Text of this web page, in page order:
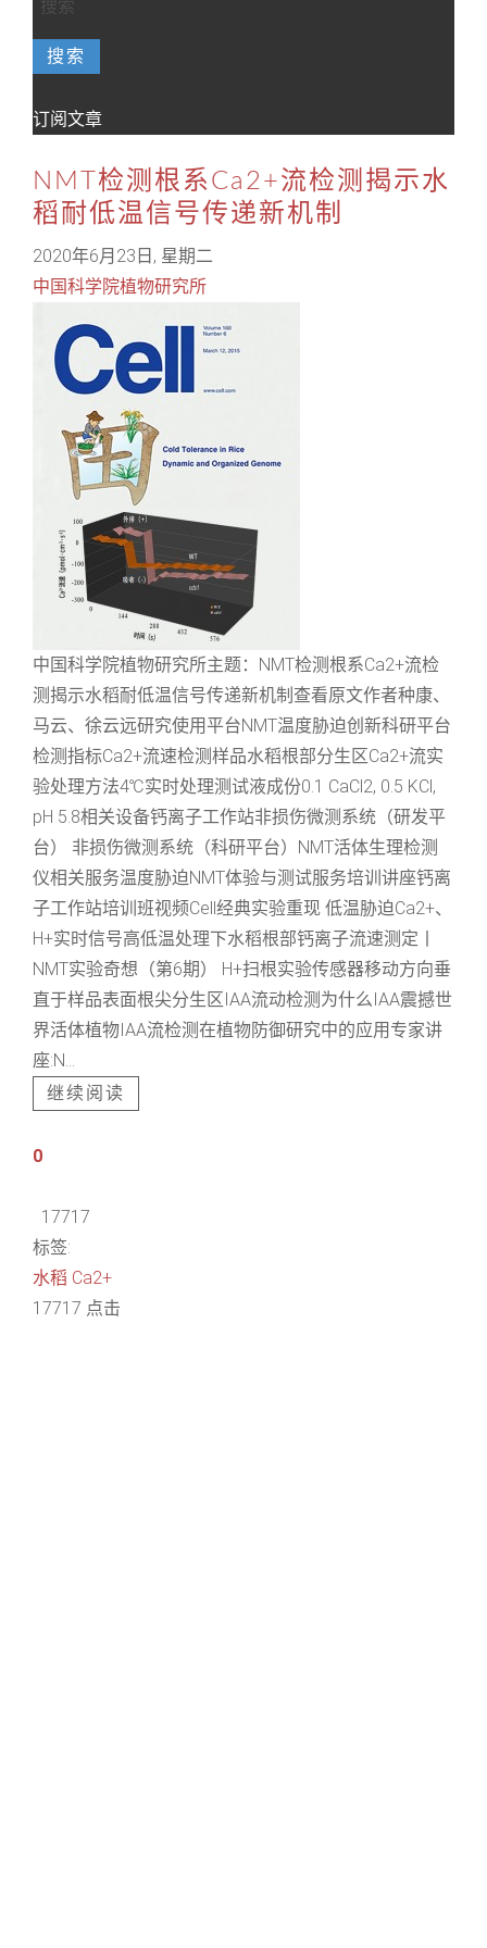
搜索
订阅文章
NMT检测根系Ca2+流检测揭示水
稻耐低温信号传递新机制
2020年6月23日, 星期二
中国科学院植物研究所
中国科学院植物研究所主题：NMT检测根系Ca2+流检
测揭示水稻耐低温信号传递新机制查看原文作者种康、
马云、徐云远研究使用平台NMT温度胁迫创新科研平台
检测指标Ca2+流速检测样品水稻根部分生区Ca2+流实
验处理方法4℃实时处理测试液成份0.1 CaCl2, 0.5 KCl,
pH 5.8相关设备钙离子工作站非损伤微测系统（研发平
台） 非损伤微测系统（科研平台）NMT活体生理检测
仪相关服务温度胁迫NMT体验与测试服务培训讲座钙离
子工作站培训班视频Cell经典实验重现 低温胁迫Ca2+、
H+实时信号高低温处理下水稻根部钙离子流速测定丨
NMT实验奇想（第6期） H+扫根实验传感器移动方向垂
直于样品表面根尖分生区IAA流动检测为什么IAA震撼世
界活体植物IAA流检测在植物防御研究中的应用专家讲
座:N...
继续阅读
0
17717
标签:
水稻 Ca2+
17717 点击